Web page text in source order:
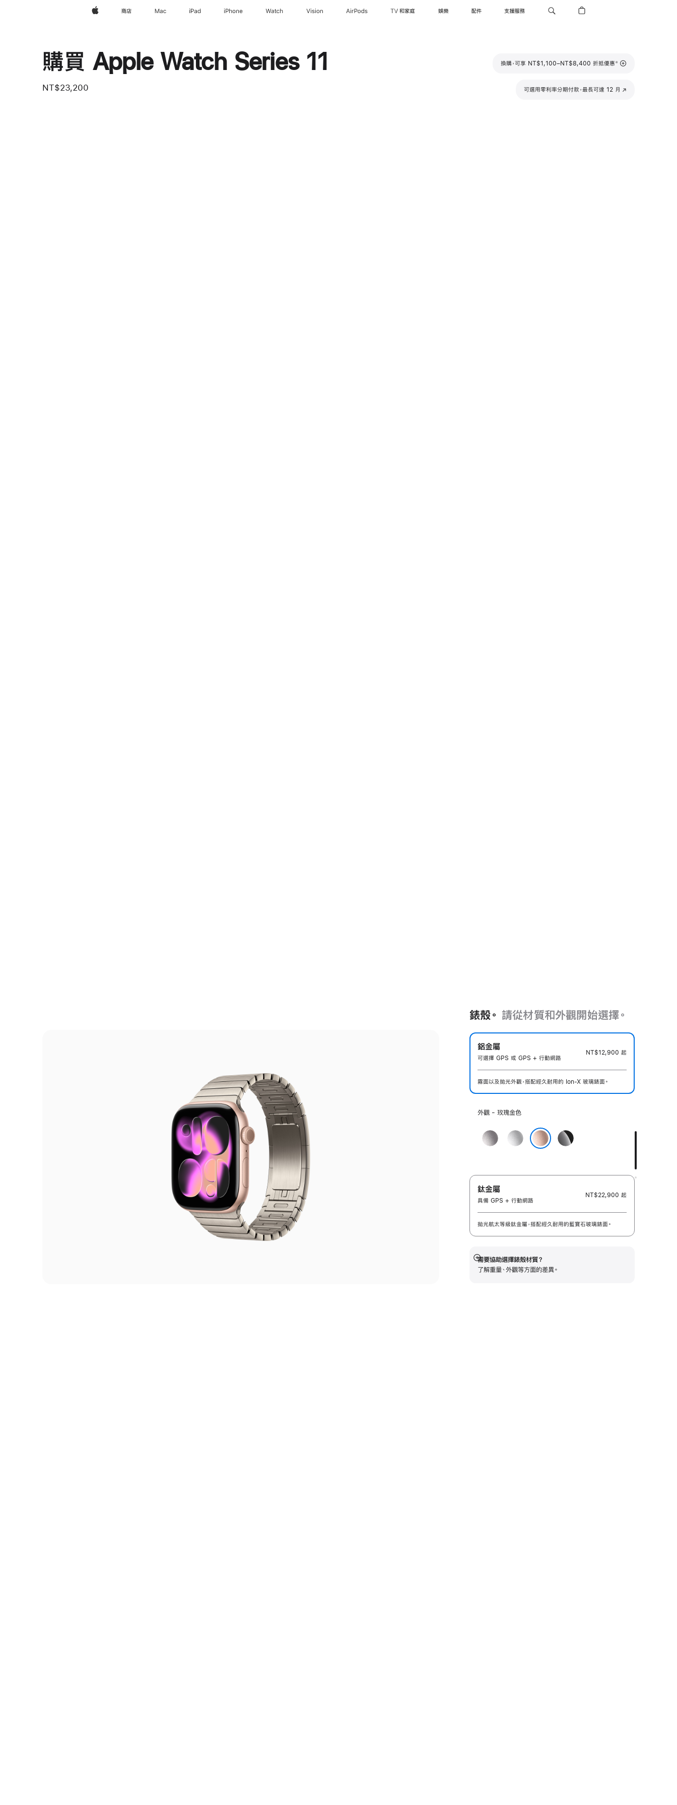
Apple商店 Mac iPad iPhone Watch Vision AirPods TV 和家庭 娛樂 配件 支援服務
購買 Apple Watch Series 11
NT$23,200
換購，可享 NT$1,100–NT$8,400 折抵優惠 腳
※
可選用零利率分期付款，最長可達 12 月
(以
錶殼。 請從材質和外觀開始選擇。
鋁金屬
可選擇 GPS 或 GPS + 行動網路
NT$12,900 起
霧面以及拋光外觀，搭配經久耐用的 Ion-X 玻璃錶面。
外觀 - 玫瑰金色
太
空
色
銀
曜
石
色
鈦金屬
具備 GPS + 行動網路
NT$22,900 起
拋光航太等級鈦金屬，搭配經久耐用的藍寶石玻璃錶面。
需要協助選擇錶殼材質？
了解重量、外觀等方面的差異。
顯
示